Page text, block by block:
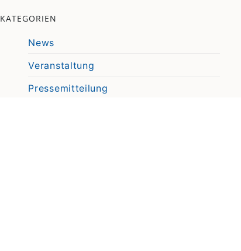
KATEGORIEN
News
Veranstaltung
Pressemitteilung